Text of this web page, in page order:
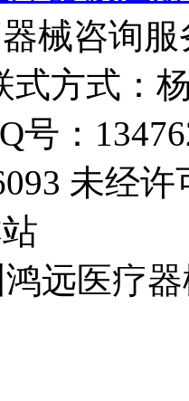
械咨询
式方式：
号：
未经
鸿远医疗